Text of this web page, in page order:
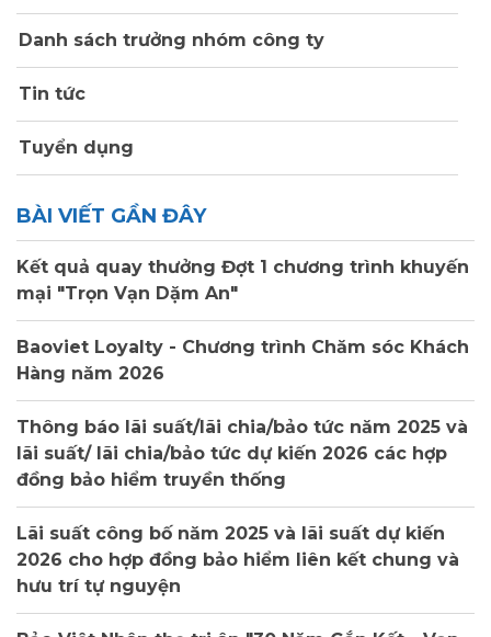
Danh sách trưởng nhóm công ty
Tin tức
Tuyển dụng
BÀI VIẾT GẦN ĐÂY
Kết quả quay thưởng Đợt 1 chương trình khuyến
mại "Trọn Vạn Dặm An"
Baoviet Loyalty - Chương trình Chăm sóc Khách
Hàng năm 2026
Thông báo lãi suất/lãi chia/bảo tức năm 2025 và
lãi suất/ lãi chia/bảo tức dự kiến 2026 các hợp
đồng bảo hiểm truyền thống
Lãi suất công bố năm 2025 và lãi suất dự kiến
2026 cho hợp đồng bảo hiểm liên kết chung và
hưu trí tự nguyện